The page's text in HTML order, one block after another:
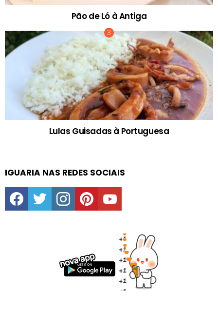
Pão de Ló à Antiga
Lulas Guisadas à Portuguesa
IGUARIA NAS REDES SOCIAIS
facebooktwitter instagrampinterestyoutube